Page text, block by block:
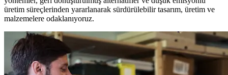
üretim süreçlerinden yararlanarak sürdürülebilir tasarım, üretim ve
malzemelere odaklanıyoruz.